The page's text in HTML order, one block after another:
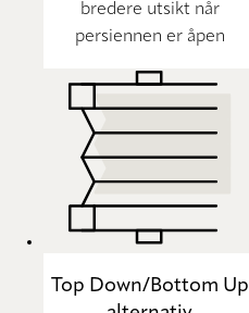
bredere utsikt når
persiennen er åpen
Top Down/Bottom Up